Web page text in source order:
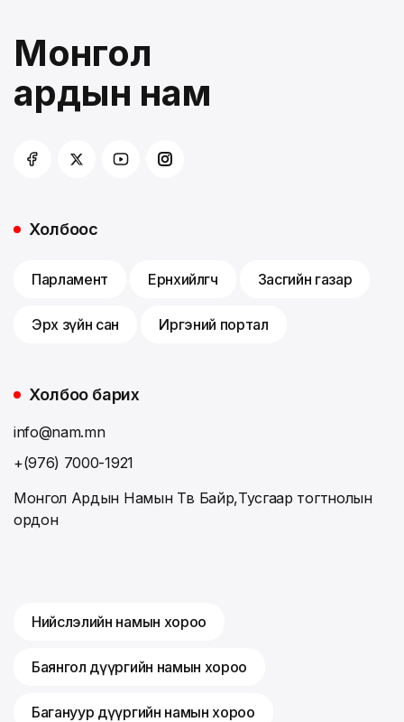
Монгол
ардын нам
Холбоос
Парламент Ерөнхийлөгч Засгийн газар
Эрх зүйн сан Иргэний портал
Холбоо барих
info@nam.mn
+(976) 7000-1921
Монгол Ардын Намын Төв Байр,Тусгаар тогтнолын
ордон
Нийслэлийн намын хороо
Баянгол дүүргийн намын хороо
Багануур дүүргийн намын хороо